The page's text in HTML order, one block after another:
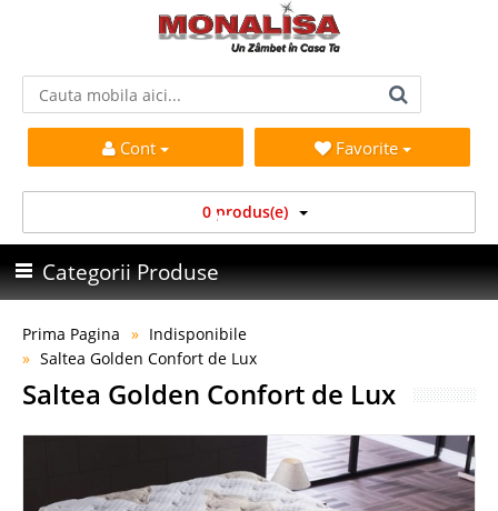
Cont Favorite
0 produs(e)
Categorii Produse
Prima Pagina
Indisponibile
Saltea Golden Confort de Lux
Saltea Golden Confort de Lux